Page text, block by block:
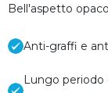
Bell'aspetto
Anti-graffi e
Lungo periodo